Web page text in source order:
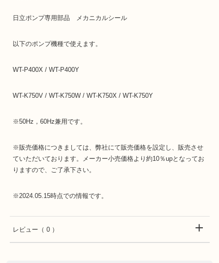
日立ポンプ専用部品 メカニカルシール
以下のポンプ機種で使えます。
WT-P400X / WT-P400Y
WT-K750V / WT-K750W / WT-K750X / WT-K750Y
※50Hz，60Hz兼用です。
※販売価格につきましては、弊社にて販売価格を設定し、販売させ
ていただいております。メーカー小売価格より約10％upとなってお
りますので、ご了承下さい。
※2024.05.15時点での情報です。
レビュー （ 0 ）